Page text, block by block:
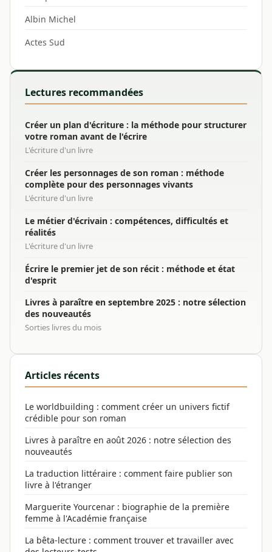
Albin Michel
Actes Sud
Lectures recommandées
Créer un plan d'écriture : la méthode pour structurer
votre roman avant de l'écrire
L'écriture d'un livre
Créer les personnages de son roman : méthode
complète pour des personnages vivants
L'écriture d'un livre
Le métier d'écrivain : compétences, difficultés et
réalités
L'écriture d'un livre
Écrire le premier jet de son récit : méthode et état
d'esprit
Livres à paraître en septembre 2025 : notre sélection
des nouveautés
Sorties livres du mois
Articles récents
Le worldbuilding : comment créer un univers fictif
crédible pour son roman
Livres à paraître en août 2026 : notre sélection des
nouveautés
La traduction littéraire : comment faire publier son
livre à l'étranger
Marguerite Yourcenar : biographie de la première
femme à l'Académie française
La bêta-lecture : comment trouver et travailler avec